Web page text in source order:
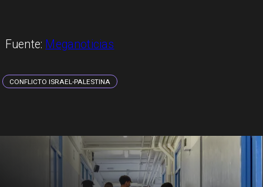
Fuente: Meganoticias
CONFLICTO ISRAEL-PALESTINA